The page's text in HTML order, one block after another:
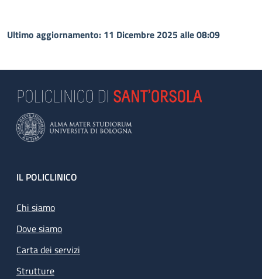
Ultimo aggiornamento: 11 Dicembre 2025 alle 08:09
Footer
IL POLICLINICO
Chi siamo
Dove siamo
Carta dei servizi
Strutture